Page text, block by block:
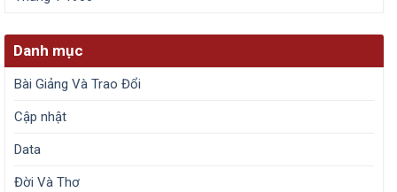
Danh mục
Bài Giảng Và Trao Đổi
Cập nhật
Data
Đời Và Thơ